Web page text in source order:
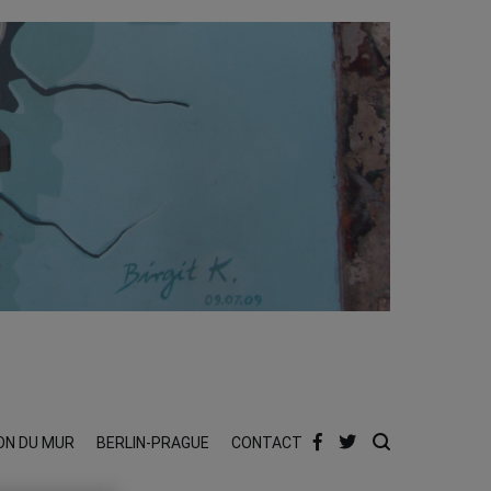
DU MUR BERLIN-PRAGUE CONTACT